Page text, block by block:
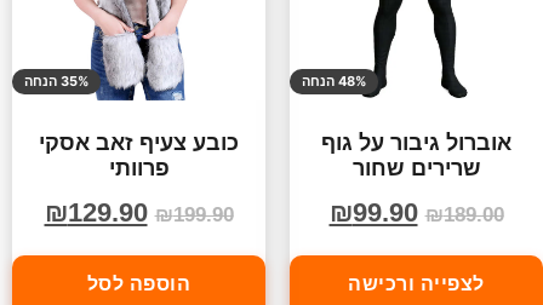
48% הנחה
אוברול גיבור על גוף
שרירים שחור
₪189.00
₪99.90
לצפייה ורכישה
35% הנחה
כובע צעיף זאב אסקי
פרוותי
₪199.90
₪129.90
הוספה לסל